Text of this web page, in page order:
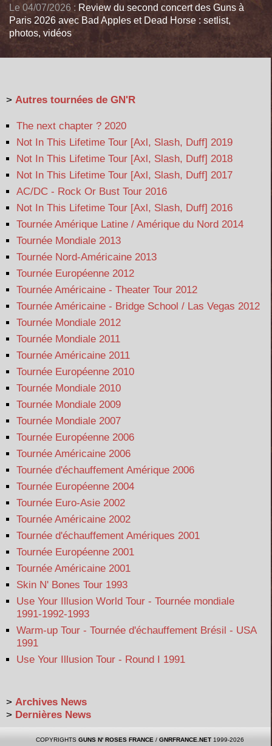
Le 04/07/2026 : Review du second concert des Guns à
Paris 2026 avec Bad Apples et Dead Horse : setlist,
photos, vidéos
> Autres tournées de GN'R
The next chapter ? 2020
Not In This Lifetime Tour [Axl, Slash, Duff] 2019
Not In This Lifetime Tour [Axl, Slash, Duff] 2018
Not In This Lifetime Tour [Axl, Slash, Duff] 2017
AC/DC - Rock Or Bust Tour 2016
Not In This Lifetime Tour [Axl, Slash, Duff] 2016
Tournée Amérique Latine / Amérique du Nord 2014
Tournée Mondiale 2013
Tournée Nord-Américaine 2013
Tournée Européenne 2012
Tournée Américaine - Theater Tour 2012
Tournée Américaine - Bridge School / Las Vegas 2012
Tournée Mondiale 2012
Tournée Mondiale 2011
Tournée Américaine 2011
Tournée Européenne 2010
Tournée Mondiale 2010
Tournée Mondiale 2009
Tournée Mondiale 2007
Tournée Européenne 2006
Tournée Américaine 2006
Tournée d'échauffement Amérique 2006
Tournée Européenne 2004
Tournée Euro-Asie 2002
Tournée Américaine 2002
Tournée d'échauffement Amériques 2001
Tournée Européenne 2001
Tournée Américaine 2001
Skin N' Bones Tour 1993
Use Your Illusion World Tour - Tournée mondiale
1991-1992-1993
Warm-up Tour - Tournée d'échauffement Brésil - USA
1991
Use Your Illusion Tour - Round I 1991
> Archives News
> Dernières News
COPYRIGHTS GUNS N' ROSES FRANCE / GNRFRANCE.NET1999-2026